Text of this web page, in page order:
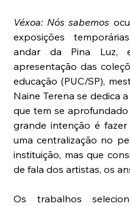
Véxoa: Nós sabemos
exposições
andar da Pina Luz,
apresentação das
educação (PUC/SP),
Naine Terena se dedica
que tem se
grande intenção é
uma centralização no
instituição, mas que
de fala dos artistas, os
Os trabalhos